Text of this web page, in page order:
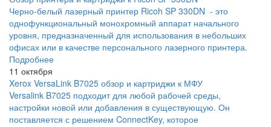
Черно-белый лазерный принтер Ricoh SP 330DN - это
однофункциональный монохромный аппарат начального
уровня, предназначенный для использования в небольших
офисах или в качестве персонального лазерного принтера.
Подробнее
11 октября
Xerox VersaLink B7025 обзор и картриджи к МФУ
Versalink B7025 подходит для любой рабочей среды,
настройки новой или добавления в существующую. Он
поставляется с решением ConnectKey, которое